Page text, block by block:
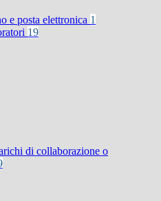
e posta elettronica 1
19
di collaborazione o